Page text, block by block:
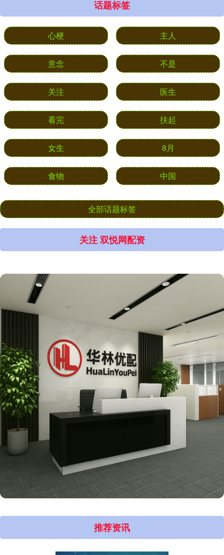
话题标签
心梗 主人
意念 不是
关注 医生
看完 扶起
女生 8月
食物 中国
全部话题标签
关注 双悦网配资
推荐资讯